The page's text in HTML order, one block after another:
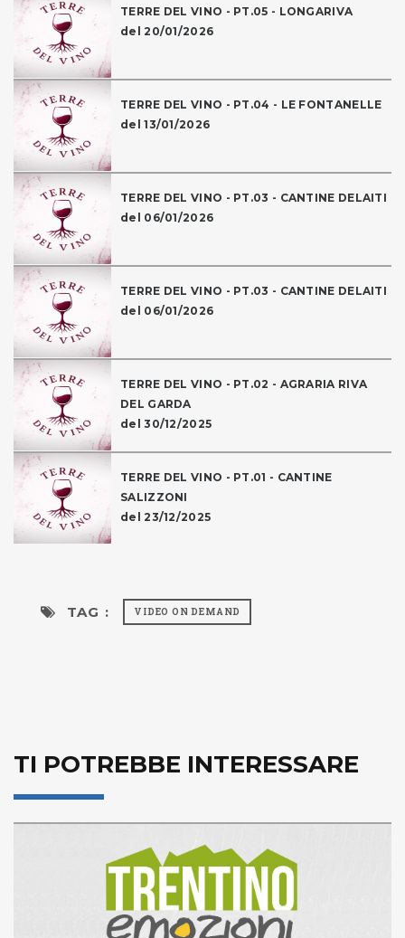
TERRE DEL VINO - PT.05 - LONGARIVA
del 20/01/2026
TERRE DEL VINO - PT.04 - LE FONTANELLE
del 13/01/2026
TERRE DEL VINO - PT.03 - CANTINE DELAITI
del 06/01/2026
TERRE DEL VINO - PT.03 - CANTINE DELAITI
del 06/01/2026
TERRE DEL VINO - PT.02 - AGRARIA RIVA
DEL GARDA
del 30/12/2025
TERRE DEL VINO - PT.01 - CANTINE
SALIZZONI
del 23/12/2025
TAG : VIDEO ON DEMAND
TI POTREBBE INTERESSARE